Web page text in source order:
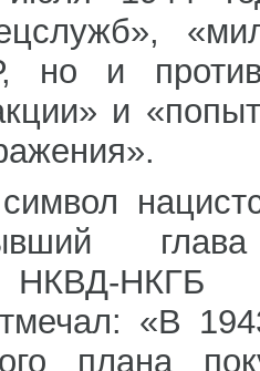
но и против
и
глава
НКВД-НКГБ
«В
плана